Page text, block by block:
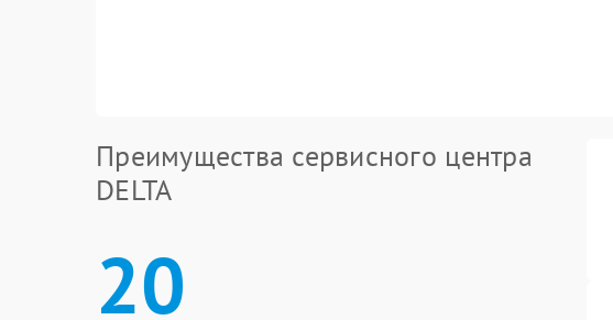
Преимущества сервисного центра
DELTA
20